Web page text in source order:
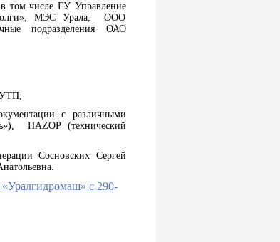
том числе ГУ Управление
МЭС Урала, ООО
подразделения ОАО
с различными
HAZOP (технический
Сосновских Сергей
с 290-